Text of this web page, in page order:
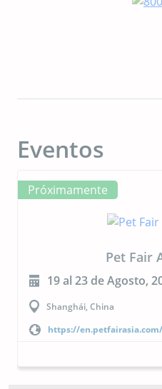
Eventos
Próximamente
23 al 24 de
Buenos Aires,
https://